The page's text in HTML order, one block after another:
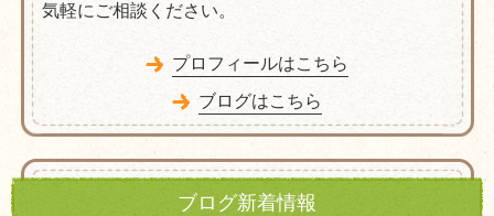
気軽にご相談ください。
プロフィールはこちら
ブログはこちら
ブログ新着情報